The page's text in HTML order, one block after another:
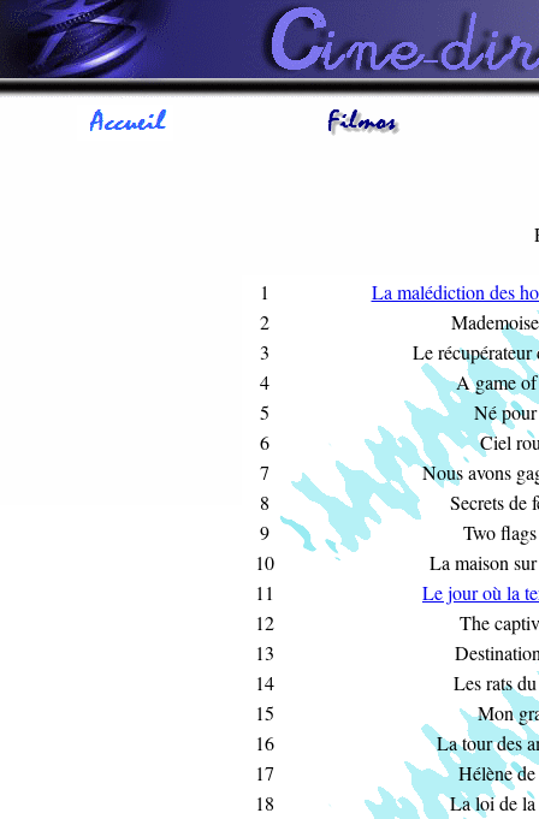
1
La malédiction des
2
3
Le récupérateur
4
A game
5
Né
6
Ciel
7
Nous avons
8
Secrets de
9
Two
10
La maison
11
Le jour où la
12
The
13
14
Les rats
15
Mon
16
La tour des
17
Hélène
18
La loi de